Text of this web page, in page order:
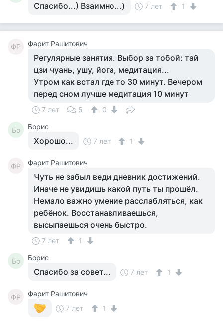
Спасибо...) Взаимно...) 7 лет 1
ФР Фарит Рашитович
Регулярные занятия. Выбор за тобой: тай
цзи чуань, ушу, йога, медитация...
Утром как встал где то 30 минут. Вечером
перед сном лучше медитация 10 минут
7 лет 5 0
Бо Борис
Хорошо... 7 лет 1
ФР Фарит Рашитович
Чуть не забыл веди дневник достижений.
Иначе не увидишь какой путь ты прошёл.
Немало важно умение расслабляться, как
ребёнок. Восстанавливаешься,
высыпаешься очень быстро.
7 лет 1
Бо Борис
Спасибо за совет... 7 лет 1
ФР
Фарит Рашитович
7 лет
1